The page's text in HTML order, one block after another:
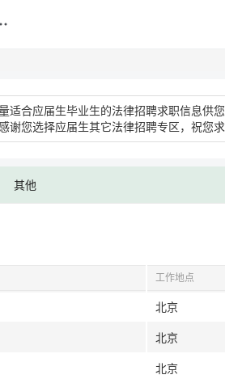
适合应届生毕业生的法律招聘求职信息供
您选择应届生其它法律招聘专区，祝您求
其他
工作地点
北京
北京
北京